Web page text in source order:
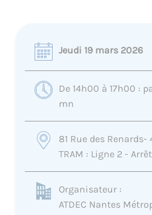
Jeudi 19 mars 2026
De 14h00 à 17h00 :
mn
81 Rue des Renards-
TRAM : Ligne 2 -
Organisateur :
ATDEC Nantes